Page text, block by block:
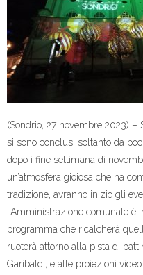
(Sondrio, 27 novembre 2023) –
si sono conclusi soltanto da
dopo i fine settimana di
un’atmosfera gioiosa che ha
tradizione, avranno inizio gli
l’Amministrazione comunale è
programma che ricalcherà
ruoterà attorno alla pista di
Garibaldi, e alle proiezioni